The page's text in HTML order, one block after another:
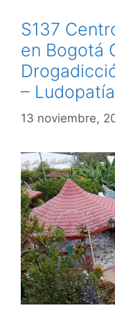
S137
en Bogotá
– Ludopatía
13 noviembre,